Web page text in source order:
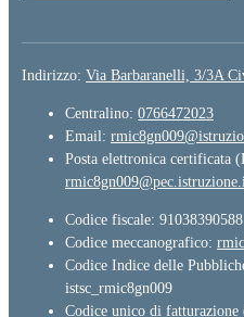
Indirizzo: Via Barbaranelli, 3/3A
Centralino: 0766472023
Email:
Posta elettronica certificata
Codice fiscale: 91038390588
Codice meccanografico:
Codice Indice delle
istsc_rmic8gn009
Codice unico di